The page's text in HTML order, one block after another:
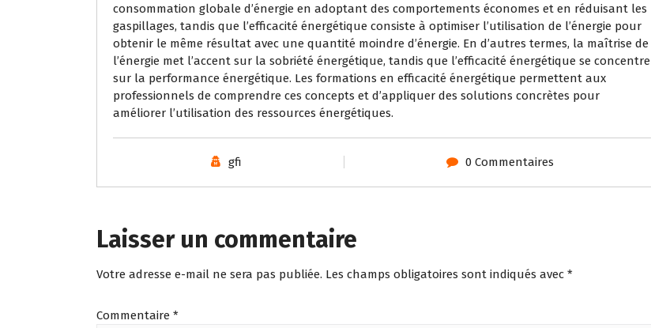
consommation globale d’énergie en adoptant des comportements économes et en réduisant les
gaspillages, tandis que l’efficacité énergétique consiste à optimiser l’utilisation de l’énergie pour
obtenir le même résultat avec une quantité moindre d’énergie. En d’autres termes, la maîtrise de
l’énergie met l’accent sur la sobriété énergétique, tandis que l’efficacité énergétique se concentre
sur la performance énergétique. Les formations en efficacité énergétique permettent aux
professionnels de comprendre ces concepts et d’appliquer des solutions concrètes pour
améliorer l’utilisation des ressources énergétiques.
gfi 0 Commentaires
Laisser un commentaire
Votre adresse e-mail ne sera pas publiée. Les champs obligatoires sont indiqués avec *
Commentaire *